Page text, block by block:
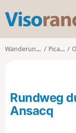
Wanderungen Picardy Oise
Rundweg
Ansacq